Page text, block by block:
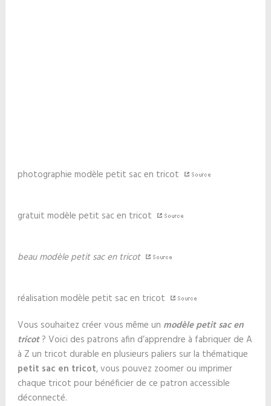
photographie modèle petit sac en tricot
gratuit modèle petit sac en tricot
beau modèle petit sac en tricot
réalisation modèle petit sac en tricot
Vous souhaitez créer vous même un modèle petit sac en
tricot? Voici des patrons afin d’apprendre à fabriquer de A
à Z un tricot durable en plusieurs paliers sur la thématique
petit sac en tricot, vous pouvez zoomer ou imprimer
chaque tricot pour bénéficier de ce patron accessible
déconnecté.